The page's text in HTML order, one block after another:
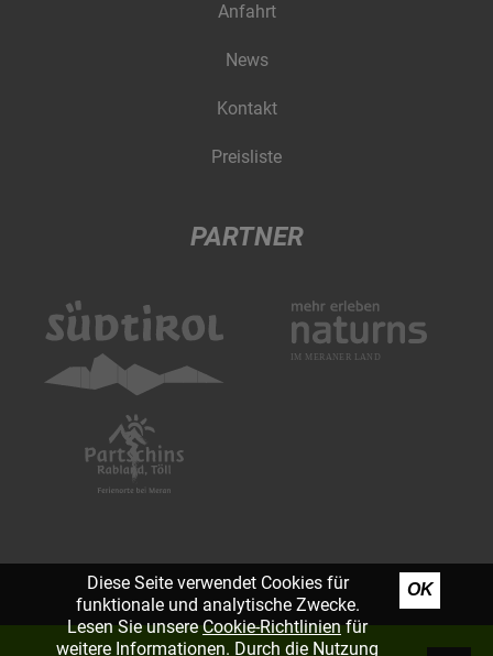
Anfahrt
News
Kontakt
Preisliste
PARTNER
Diese Seite verwendet Cookies für
funktionale und analytische Zwecke.
Lesen Sie unsereCookie-Richtlinienfür
weitere Informationen. Durch die Nutzung
OK